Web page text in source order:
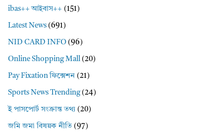
ibas++ আইবাস++ (151)
Latest News (691)
NID CARD INFO (96)
Online Shopping Mall (20)
Pay Fixation ফিক্সেশন (21)
Sports News Trending(24)
ই পাসপোর্ট সংক্রান্ত তথ্য (20)
জমি জমা বিষয়ক নীতি (97)